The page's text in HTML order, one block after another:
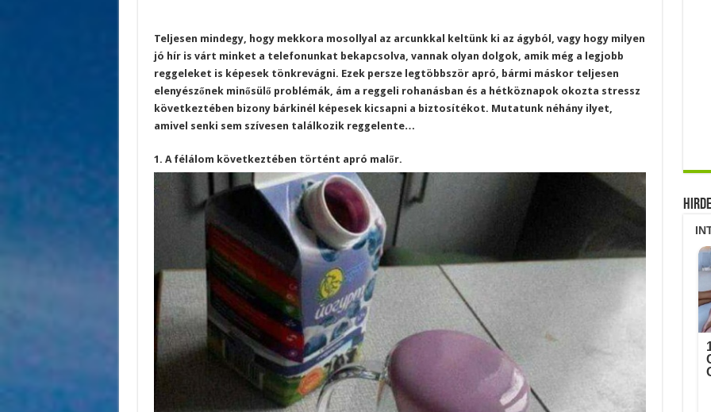
Teljesen mindegy, hogy mekkora mosollyal az arcunkkal keltünk ki az ágyból, vagy hogy milyen
jó hír is várt minket a telefonunkat bekapcsolva, vannak olyan dolgok, amik még a legjobb
reggeleket is képesek tönkrevágni. Ezek persze legtöbbször apró, bármi máskor teljesen
elenyészőnek minősülő problémák, ám a reggeli rohanásban és a hétköznapok okozta stressz
következtében bizony bárkinél képesek kicsapni a biztosítékot. Mutatunk néhány ilyet,
amivel senki sem szívesen találkozik reggelente…
1. A félálom következtében történt apró malőr.